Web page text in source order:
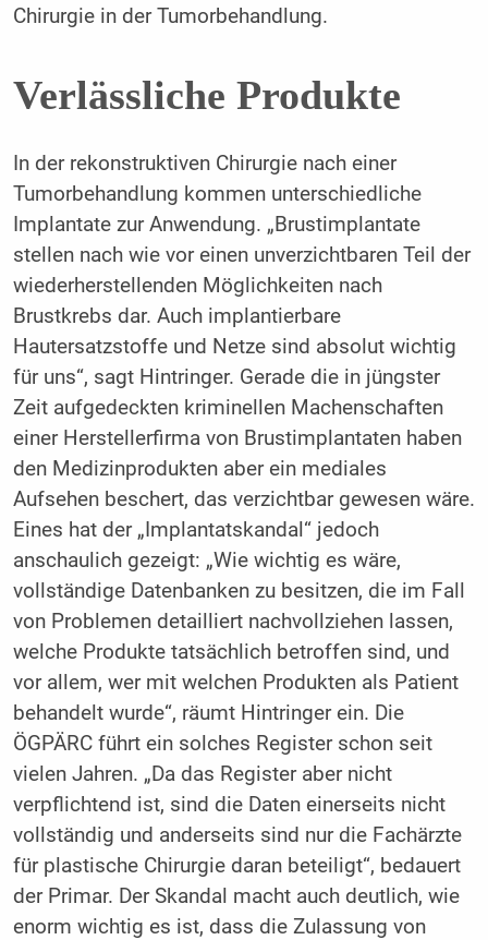
Chirurgie in der Tumorbehandlung.
Verlässliche Produkte
In der rekonstruktiven Chirurgie nach einer
Tumorbehandlung kommen unterschiedliche
Implantate zur Anwendung. „Brustimplantate
stellen nach wie vor einen unverzichtbaren Teil der
wiederherstellenden Möglichkeiten nach
Brustkrebs dar. Auch implantierbare
Hautersatzstoffe und Netze sind absolut wichtig
für uns“, sagt Hintringer. Gerade die in jüngster
Zeit aufgedeckten kriminellen Machenschaften
einer Herstellerfirma von Brustimplantaten haben
den Medizinprodukten aber ein mediales
Aufsehen beschert, das verzichtbar gewesen wäre.
Eines hat der „Implantatskandal“ jedoch
anschaulich gezeigt: „Wie wichtig es wäre,
vollständige Datenbanken zu besitzen, die im Fall
von Problemen detailliert nachvollziehen lassen,
welche Produkte tatsächlich betroffen sind, und
vor allem, wer mit welchen Produkten als Patient
behandelt wurde“, räumt Hintringer ein. Die
ÖGPÄRC führt ein solches Register schon seit
vielen Jahren. „Da das Register aber nicht
verpflichtend ist, sind die Daten einerseits nicht
vollständig und anderseits sind nur die Fachärzte
für plastische Chirurgie daran beteiligt“, bedauert
der Primar. Der Skandal macht auch deutlich, wie
enorm wichtig es ist, dass die Zulassung von